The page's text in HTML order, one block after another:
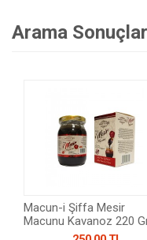
Arama
Macun-i Şiffa Mesir
Macunu Kavanoz 220